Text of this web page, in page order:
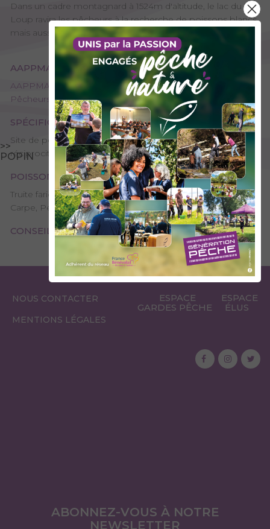
>>
POPIN
Dans un cadre montagnard à 1524m d'altitude, le lac du
Loup ravira les pêcheurs à la recherche de poissons blancs
mais aussi de brochets et de carpes.
AAPPMA GESTIONNAIRE
AAPPMA de La Chambre / Aiguebelle - L'amicale des
Pêcheurs de l'Arc
SPÉCIFICITÉS
Site de pêche – 2ème catégorie, Plan d’eau ou rivière
réciprocitaire
POISSONS PRÉSENTS
Truite fario, Truite arc-en-ciel, Perche commune, Brochet,
Carpe, Petits poissons blancs
CONSEILS DE PÊCHE
NOUS CONTACTER
MENTIONS LÉGALES
ESPACE
GARDES PÊCHE
ESPACE
ÉLUS
ABONNEZ-VOUS À NOTRE
NEWSLETTER